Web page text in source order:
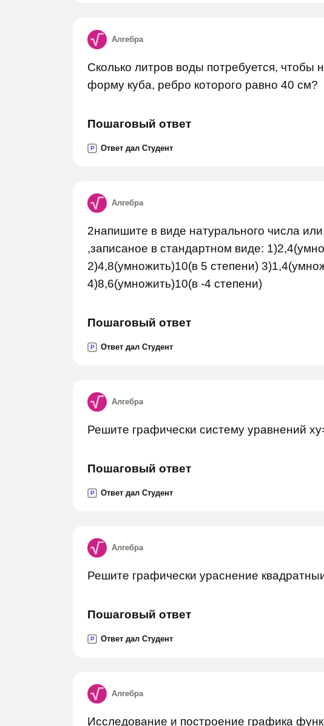
Алгебра
Сколько литров воды потребуется,
форму куба, ребро которого равно 40 см?
Пошаговый ответ
P Ответ дал Студент
Алгебра
2напишите в виде натурального числа
,записаное в стандартном виде:
2)4,8(умножить)10(в 5 степени)
4)8,6(умножить)10(в -4 степени)
Пошаговый ответ
P Ответ дал Студент
Алгебра
Решите графически систему уравнений
Пошаговый ответ
P Ответ дал Студент
Алгебра
Решите графически ураснение
Пошаговый ответ
P Ответ дал Студент
Алгебра
Исследование и построение графика